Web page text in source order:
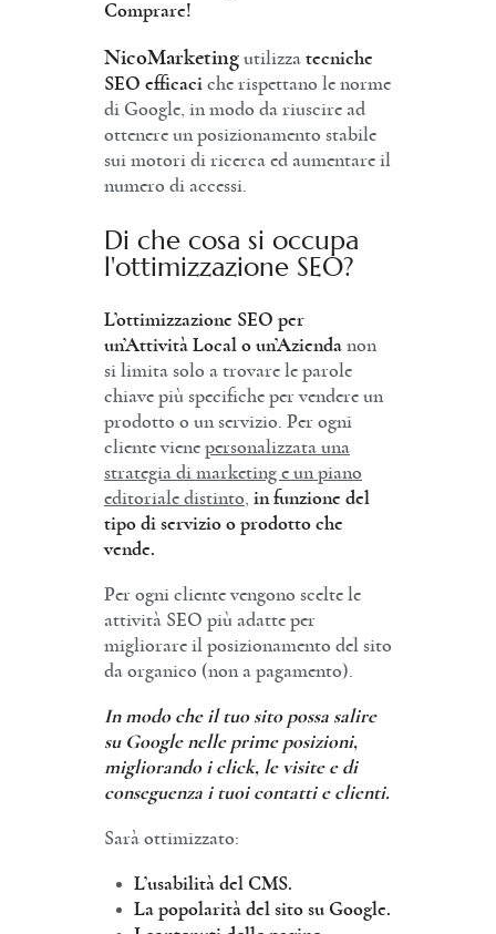
Comprare!
NicoMarketing utilizza tecniche
SEO efficaci che rispettano le norme
di Google, in modo da riuscire ad
ottenere un posizionamento stabile
sui motori di ricerca ed aumentare il
numero di accessi.
Di che cosa si occupa
l'ottimizzazione SEO?
L’ottimizzazione SEO per
un’Attività Local o un’Azienda non
si limita solo a trovare le parole
chiave più specifiche per vendere un
prodotto o un servizio. Per ogni
cliente viene personalizzata una
strategia di marketing e un piano
editoriale distinto, in funzione del
tipo di servizio o prodotto che
vende.
Per ogni cliente vengono scelte le
attività SEO più adatte per
migliorare il posizionamento del sito
da organico (non a pagamento).
In modo che il tuo sito possa salire
su Google nelle prime posizioni,
migliorando i click, le visite e di
conseguenza i tuoi contatti e clienti.
Sarà ottimizzato:
L’usabilità del CMS.
La popolarità del sito su Google.